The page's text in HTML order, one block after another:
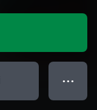
● ● ●